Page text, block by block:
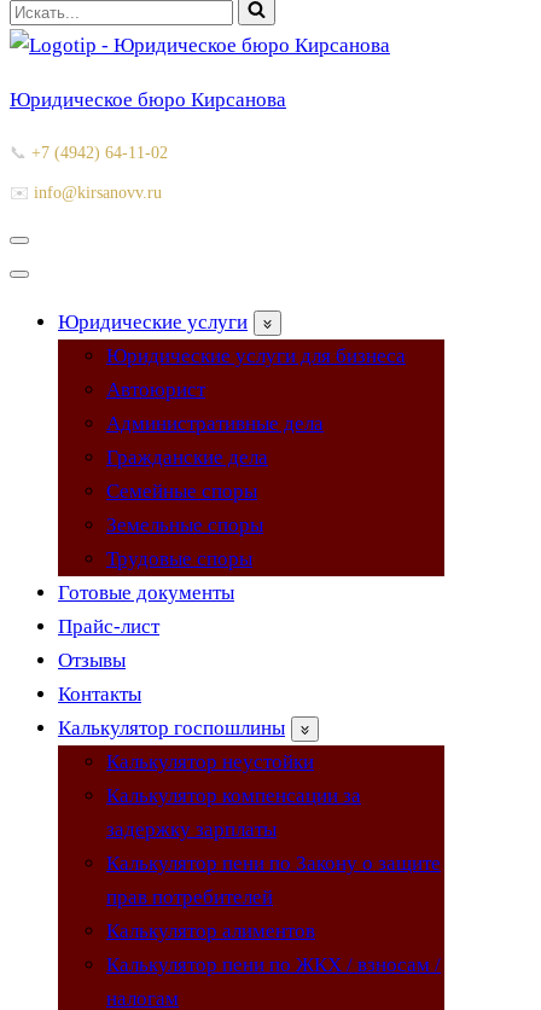
Искать...
Юридическое бюро Кирсанова
📞 +7 (4942) 64-11-02
✉️ info@kirsanovv.ru
Меню
навигации
Меню
Юридические услуги
Юридические услуги для бизнеса
Автоюрист
Административные дела
Гражданские дела
Семейные споры
Земельные споры
Трудовые споры
Готовые документы
Прайс-лист
Отзывы
Контакты
Калькулятор госпошлины
Калькулятор неустойки
Калькулятор компенсации за
задержку зарплаты
Калькулятор пени по Закону о защите
прав потребителей
Калькулятор алиментов
Калькулятор пени по ЖКХ / взносам /
налогам